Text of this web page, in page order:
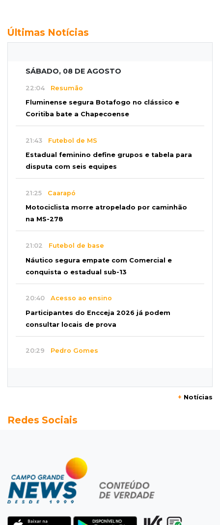
Últimas Notícias
SÁBADO, 08 DE AGOSTO
22:04 Resumão
Fluminense segura Botafogo no clássico e
Coritiba bate a Chapecoense
21:43 Futebol de MS
Estadual feminino define grupos e tabela para
disputa com seis equipes
21:25 Caarapó
Motociclista morre atropelado por caminhão
na MS-278
21:02 Futebol de base
Náutico segura empate com Comercial e
conquista o estadual sub-13
20:40 Acesso ao ensino
Participantes do Encceja 2026 já podem
consultar locais de prova
20:29 Pedro Gomes
Pantanal treina em Goiânia antes de jogo que
Campeonato Brasileiro
Remo busca empate com Atlético-MG e segue
na zona de rebaixamento
Defesa diz que preso suspeito de sequestro
+ Notícias
Redes Sociais